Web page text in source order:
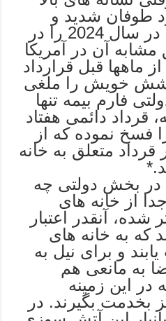
طوفان شدید و
آتش سوزی هولناک در سال 2024 را در
مشابه آن در آمریکا
ماهها قبل قرارداد
خویش را ملغی
فارم بیمه تنها
قرداد دائمی هفتاد
فسخ نموده که از
متعلق به خانه
در بخش دولتی چه
از خانه های
شده، آنقدر اعتبار
که به خانه های
و برای نیل به
به مانعی هم
در این زمینه
بخدمت بگیرند. در